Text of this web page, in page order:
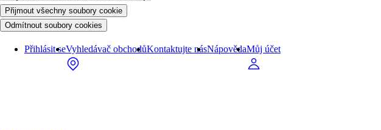
Přijmout všechny soubory cookie
Odmítnout soubory cookies
Přihlásit seVyhledávač obchodůKontaktujte násNápovědaMůj účet